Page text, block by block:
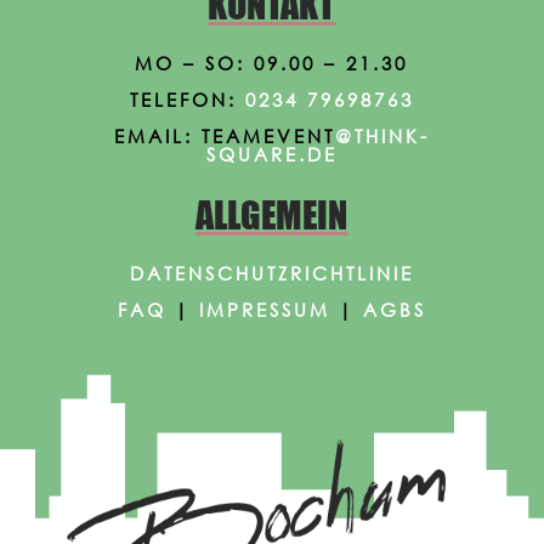
MO – SO: 09.00 – 21.30
TELEFON: 0234 79698763
EMAIL: TEAMEVENT@THINK-
SQUARE.DE
ALLGEMEIN
DATENSCHUTZRICHTLINIE
FAQ
| IMPRESSUM | AGBS